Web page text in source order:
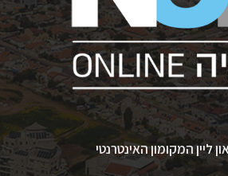
ליין המקומון האינטרנטי